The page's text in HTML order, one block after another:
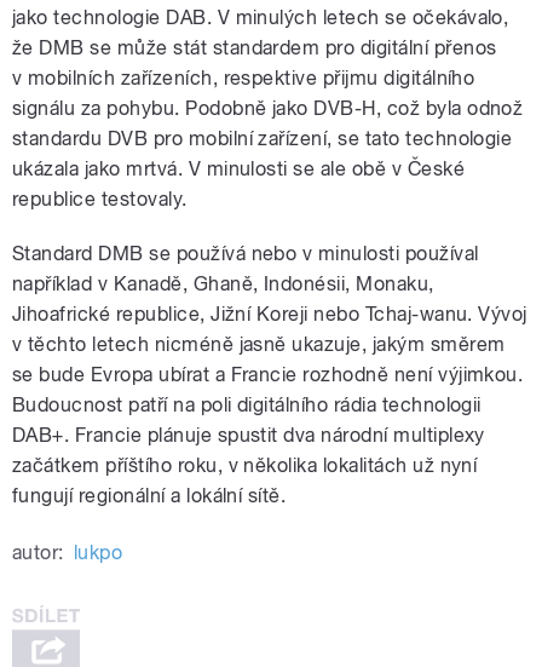
jako technologie DAB. V minulých letech se očekávalo,
že DMB se může stát standardem pro digitální přenos
v mobilních zařízeních, respektive přijmu digitálního
signálu za pohybu. Podobně jako DVB-H, což byla odnož
standardu DVB pro mobilní zařízení, se tato technologie
ukázala jako mrtvá. V minulosti se ale obě v České
republice testovaly.
Standard DMB se používá nebo v minulosti používal
například v Kanadě, Ghaně, Indonésii, Monaku,
Jihoafrické republice, Jižní Koreji nebo Tchaj-wanu. Vývoj
v těchto letech nicméně jasně ukazuje, jakým směrem
se bude Evropa ubírat a Francie rozhodně není výjimkou.
Budoucnost patří na poli digitálního rádia technologii
DAB+. Francie plánuje spustit dva národní multiplexy
začátkem příštího roku, v několika lokalitách už nyní
fungují regionální a lokální sítě.
autor: lukpo